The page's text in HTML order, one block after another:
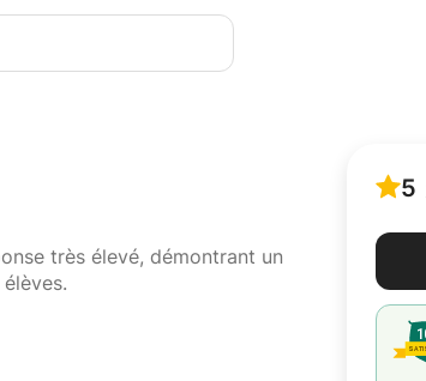
très élevé, démontrant un
5